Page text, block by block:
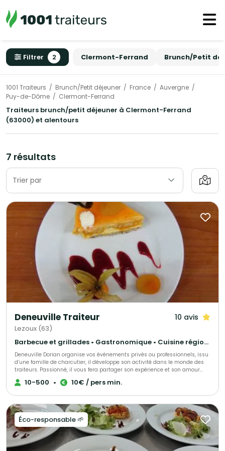
Filtrer 2 Clermont-Ferrand Brunch/Petit
1001 Traiteurs Brunch/Petit déjeuner France
Auvergne
Puy-de-Dôme
Clermont-Ferrand
Traiteurs brunch/petit déjeuner à Clermont-Ferrand
(63000) et alentours
7 résultats
Trier par
Deneuville Traiteur 10 avis
Lezoux (63)
Barbecue et grillades • Gastronomique • Cuisine régionale
Deneuville Dorian organise vos événements privés ou professionnels, issu
d’une famille de charcutier, il développe son activité dans le monde des
traiteurs. Passionné, il vous fera partager son expérience et son amour
des produits locaux. Réputé et reconnu, il réalisera votre événement à la
perfection selon vos demandes et vos exigences.
10-500 • 10€ / pers min.
Éco-responsable 🌱